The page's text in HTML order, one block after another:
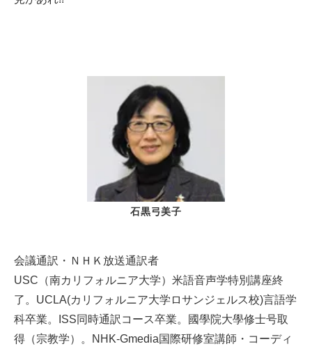
石黒弓美子
会議通訳・ＮＨＫ放送通訳者
USC（南カリフォルニア大学）米語音声学特別講座終
了。UCLA(カリフォルニア大学ロサンジェルス校)言語学
科卒業。ISS同時通訳コース卒業。國學院大學修士号取
得（宗教学）。NHK-Gmedia国際研修室講師・コーディ